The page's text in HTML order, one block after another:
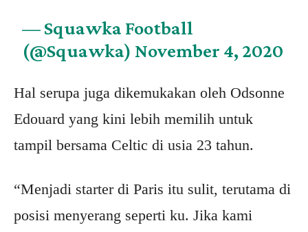
— Squawka Football
(@Squawka) November 4, 2020
Hal serupa juga dikemukakan oleh Odsonne
Edouard yang kini lebih memilih untuk
tampil bersama Celtic di usia 23 tahun.
“Menjadi starter di Paris itu sulit, terutama di
posisi menyerang seperti ku. Jika kami